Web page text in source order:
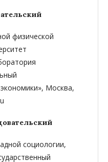
физической
Москва,
социологии,